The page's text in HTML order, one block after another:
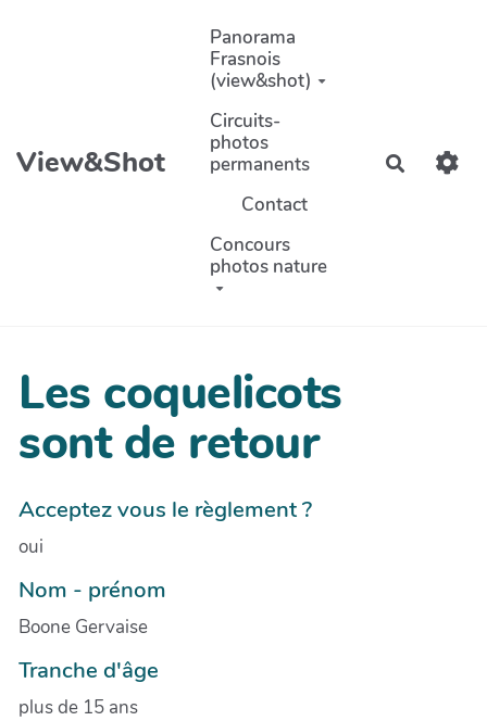
Aller au contenu principal
View&Shot
Panorama
Frasnois
(view&shot)
Circuits-
photos
permanents
Contact
Concours
photos nature
Les coquelicots
sont de retour
Acceptez vous le règlement ?
oui
Nom - prénom
Boone Gervaise
Tranche d'âge
plus de 15 ans